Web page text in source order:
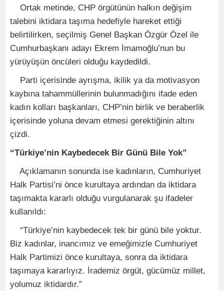
Ortak metinde, CHP örgütünün halkın değişim
talebini iktidara taşıma hedefiyle hareket ettiği
belirtilirken, seçilmiş Genel Başkan Özgür Özel ile
Cumhurbaşkanı adayı Ekrem İmamoğlu’nun bu
yürüyüşün öncüleri olduğu kaydedildi.
Parti içerisinde ayrışma, ikilik ya da motivasyon
kaybına tahammüllerinin bulunmadığını ifade eden
kadın kolları başkanları, CHP’nin birlik ve beraberlik
içerisinde yoluna devam etmesi gerektiğinin altını
çizdi.
“Türkiye’nin Kaybedecek Bir Günü Bile Yok”
Açıklamanın sonunda ise kadınların, Cumhuriyet
Halk Partisi’ni önce kurultaya ardından da iktidara
taşımakta kararlı olduğu vurgulanarak şu ifadeler
kullanıldı:
“Türkiye’nin kaybedecek tek bir günü bile yoktur.
Biz kadınlar, inancımız ve emeğimizle Cumhuriyet
Halk Partimizi önce kurultaya, sonra da iktidara
taşımaya kararlıyız. İrademiz örgüt, gücümüz millet,
yolumuz iktidardır.”